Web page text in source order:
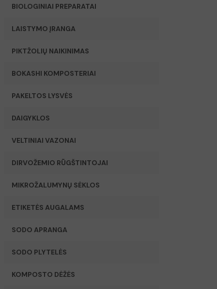
BIOLOGINIAI PREPARATAI
LAISTYMO ĮRANGA
PIKTŽOLIŲ NAIKINIMAS
BOKASHI KOMPOSTERIAI
PAKELTOS LYSVĖS
DAIGYKLOS
VELTINIAI VAZONAI
DIRVOŽEMIO RŪGŠTINTOJAI
MIKROŽALUMYNŲ SĖKLOS
ETIKETĖS AUGALAMS
SODO APRANGA
SODO PLYTELĖS
KOMPOSTO DĖŽĖS